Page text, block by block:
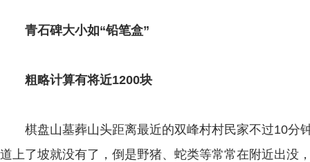
青石碑大小如“铅笔盒”
粗略计算有将近1200块
棋盘山墓葬山头距离最近的双峰村村民家不过10分
道上了坡就没有了，倒是野猪、蛇类等常常在附近出没